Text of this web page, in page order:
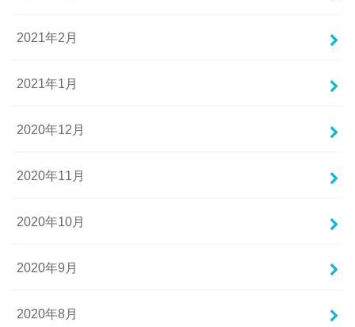
2021年2月
2021年1月
2020年12月
2020年11月
2020年10月
2020年9月
2020年8月